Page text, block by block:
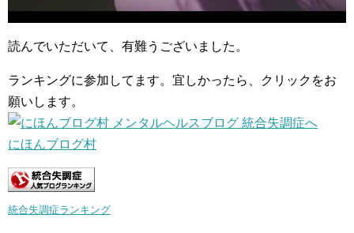
読んでいただいて、有難うございました。
ランキングに参加してます。宜しかったら、クリックをお
願いします。
にほんブログ村
統合失調症ランキング